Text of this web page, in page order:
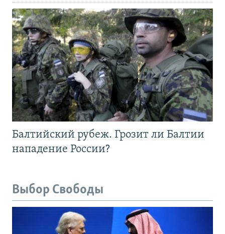
Балтийский рубеж. Грозит ли Балтии
нападение России?
Выбор Свободы